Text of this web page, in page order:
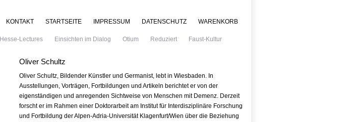
Hesse-Lectures Einsichten im Dialog Otium Reduziert Faust-Kultur
KONTAKT STARTSEITE IMPRESSUM DATENSCHUTZ WARENKORB
Oliver Schultz
Oliver Schultz, Bildender Künstler und Germanist, lebt in Wiesbaden. In
Ausstellungen, Vorträgen, Fortbildungen und Artikeln berichtet er von der
eigenständigen und anregenden Sichtweise von Menschen mit Demenz. Derzeit
forscht er im Rahmen einer Doktorarbeit am Institut für Interdisziplinäre Forschung
und Fortbildung der Alpen-Adria-Universität Klagenfurt/Wien über die Beziehung